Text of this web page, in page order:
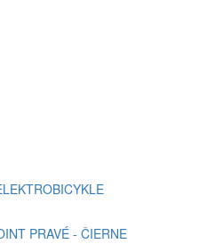
PRAVÉ - ČIERNE